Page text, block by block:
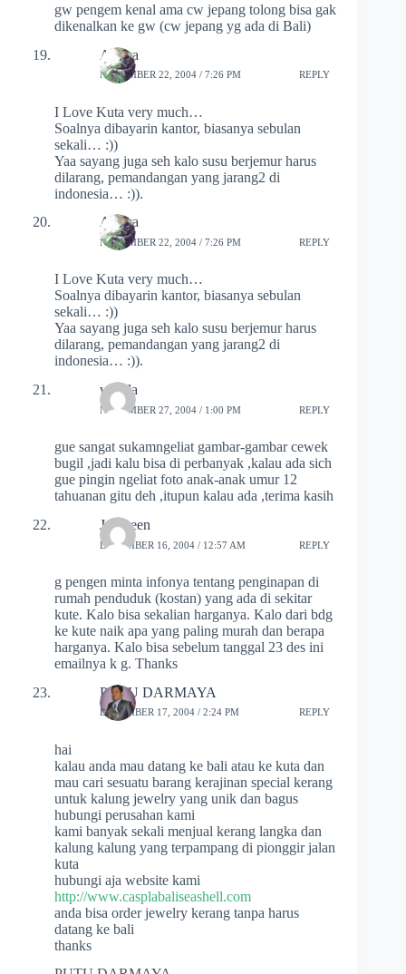
gw pengem kenal ama cw jepang tolong bisa gak
dikenalkan ke gw (cw jepang yg ada di Bali)
Aditya
NOVEMBER 22, 2004 / 7:26 PM REPLY
I Love Kuta very much…
Soalnya dibayarin kantor, biasanya sebulan
sekali… :))
Yaa sayang juga seh kalo susu berjemur harus
dilarang, pemandangan yang jarang2 di
indonesia… :)).
Aditya
NOVEMBER 22, 2004 / 7:26 PM REPLY
I Love Kuta very much…
Soalnya dibayarin kantor, biasanya sebulan
sekali… :))
Yaa sayang juga seh kalo susu berjemur harus
dilarang, pemandangan yang jarang2 di
indonesia… :)).
wanda
NOVEMBER 27, 2004 / 1:00 PM REPLY
gue sangat sukamngeliat gambar-gambar cewek
bugil ,jadi kalu bisa di perbanyak ,kalau ada sich
gue pingin ngeliat foto anak-anak umur 12
tahuanan gitu deh ,itupun kalau ada ,terima kasih
Jackseen
DECEMBER 16, 2004 / 12:57 AM REPLY
g pengen minta infonya tentang penginapan di
rumah penduduk (kostan) yang ada di sekitar
kute. Kalo bisa sekalian harganya. Kalo dari bdg
ke kute naik apa yang paling murah dan berapa
harganya. Kalo bisa sebelum tanggal 23 des ini
emailnya k g. Thanks
PUTU DARMAYA
DECEMBER 17, 2004 / 2:24 PM REPLY
hai
kalau anda mau datang ke bali atau ke kuta dan
mau cari sesuatu barang kerajinan special kerang
untuk kalung jewelry yang unik dan bagus
hubungi perusahan kami
kami banyak sekali menjual kerang langka dan
kalung kalung yang terpampang di pionggir jalan
kuta
hubungi aja website kami
http://www.casplabaliseashell.com
anda bisa order jewelry kerang tanpa harus
datang ke bali
thanks